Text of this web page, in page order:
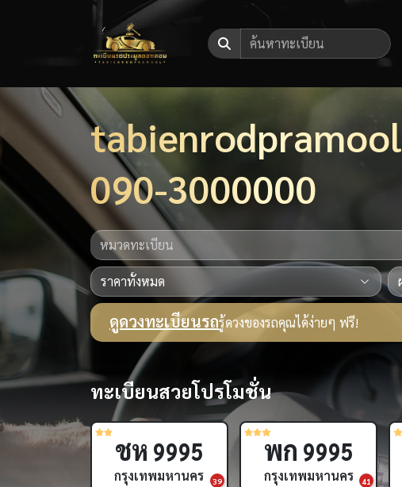
tabienrodpramool
090-3000000
ดูดวงทะเบียนรถรู้ดวงของรถคุณได้ง่ายๆ ฟรี!
ทะเบียนสวยโปรโมชั่น
15
ฌษ222
กรุงเทพมหานคร
สช4
กรุงเทพมหานคร